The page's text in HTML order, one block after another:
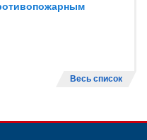
Весь список